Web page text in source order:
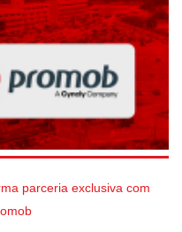
parceria exclusiva com